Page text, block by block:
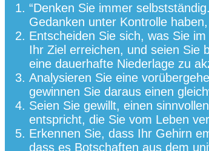
“Denken Sie immer
Gedanken unter Kontrolle
Entscheiden Sie sich, was Sie
Ihr Ziel erreichen, und seien Sie
eine dauerhafte Niederlage zu
Analysieren Sie eine
gewinnen Sie daraus einen
Seien Sie gewillt, einen
entspricht, die Sie vom Leben
Erkennen Sie, dass Ihr Gehirn
dass es Botschaften aus dem